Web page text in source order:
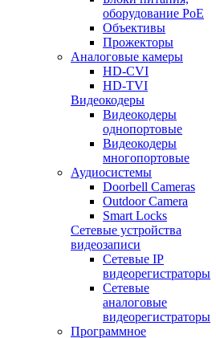
оборудование PoE
Объективы
Прожекторы
Аналоговые камеры
HD-CVI
HD-TVI
Видеокодеры
Видеокодеры
однопортовые
Видеокодеры
многопортовые
Аудиосистемы
Doorbell Cameras
Outdoor Camera
Smart Locks
Сетевые устройства
видеозаписи
Сетевые IP
видеорегистраторы
Сетевые
аналоговые
видеорегистраторы
Программное